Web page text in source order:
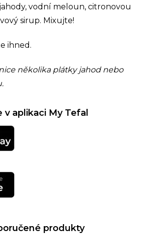
vodní meloun, citronovou
sirup. Mixujte!
ihned.
několika plátky jahod nebo
aplikaci My Tefal
produkty